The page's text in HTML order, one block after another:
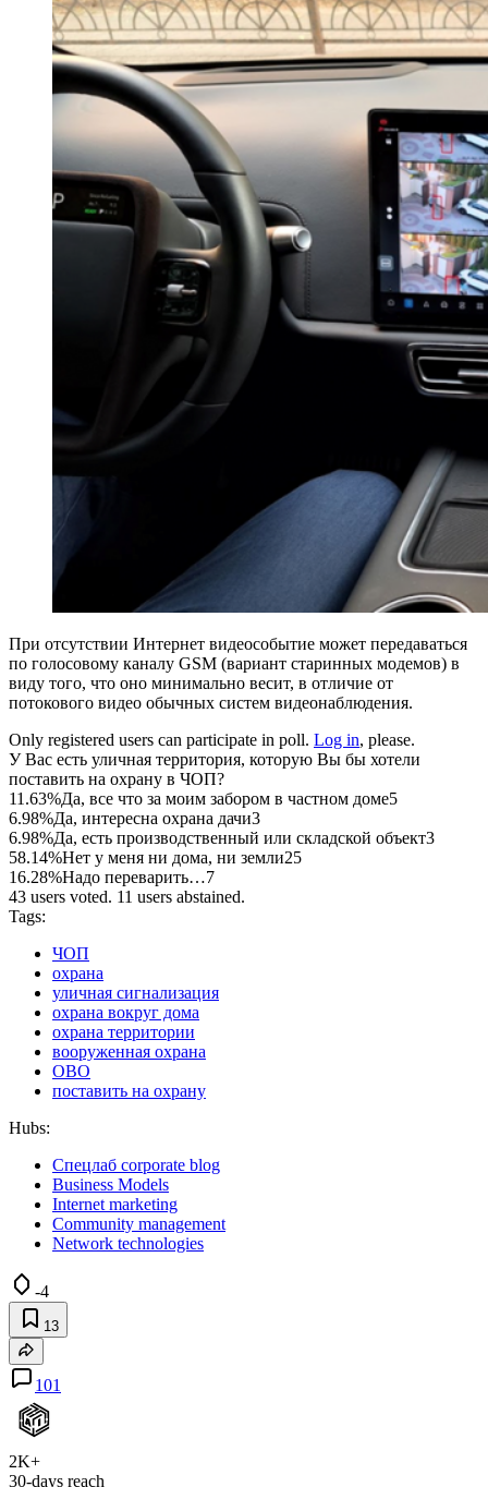
При отсутствии Интернет видеособытие может передаваться
по голосовому каналу GSM (вариант старинных модемов) в
виду того, что оно минимально весит, в отличие от
потокового видео обычных систем видеонаблюдения.
Only registered users can participate in poll. Log in, please.
У Вас есть уличная территория, которую Вы бы хотели
поставить на охрану в ЧОП?
11.63%Да, все что за моим забором в частном доме5
6.98%Да, интересна охрана дачи3
6.98%Да, есть производственный или складской объект3
58.14%Нет у меня ни дома, ни земли25
16.28%Надо переварить…7
43 users voted. 11 users abstained.
Tags:
ЧОП
охрана
уличная сигнализация
охрана вокруг дома
охрана территории
вооруженная охрана
ОВО
поставить на охрану
Hubs:
Спецлаб corporate blog
Business Models
Internet marketing
Community management
Network technologies
-4
13
101
2K+
30-days reach